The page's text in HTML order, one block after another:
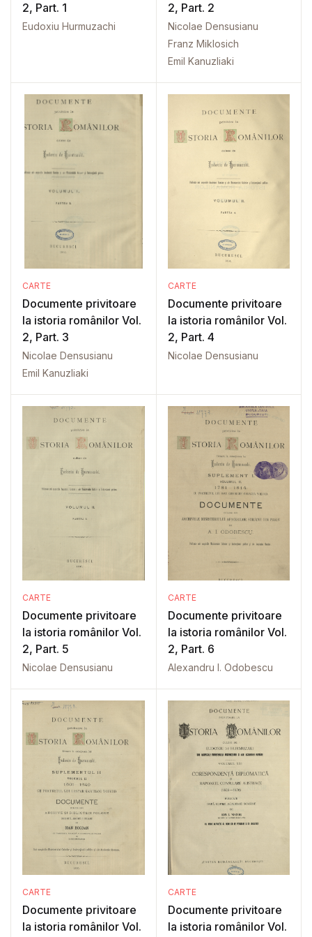
2, Part. 1
Eudoxiu Hurmuzachi
2, Part. 2
Nicolae Densusianu
Franz Miklosich
Emil Kanuzliaki
CARTE
Documente privitoare
la istoria românilor Vol.
2, Part. 3
Nicolae Densusianu
Emil Kanuzliaki
CARTE
Documente privitoare
la istoria românilor Vol.
2, Part. 4
Nicolae Densusianu
CARTE
Documente privitoare
la istoria românilor Vol.
2, Part. 5
Nicolae Densusianu
CARTE
Documente privitoare
la istoria românilor Vol.
2, Part. 6
Alexandru I. Odobescu
CARTE
Documente privitoare
la istoria românilor Vol.
CARTE
Documente privitoare
la istoria românilor Vol.